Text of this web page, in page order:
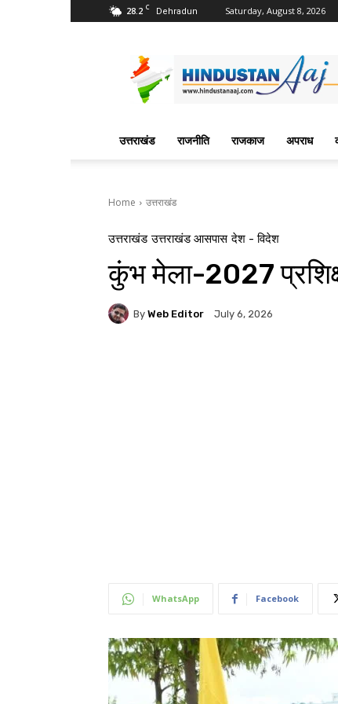
28.2 C Dehradun Saturday, August 8, 2026
Aaj
News
उत्तराखंड राजनीति राजकाज अपराध
Home उत्तराखंड
उत्तराखंड उत्तराखंड आसपास देश - विदेश
कुंभ मेला-2027
By Web Editor July 6, 2026
WhatsApp Facebook